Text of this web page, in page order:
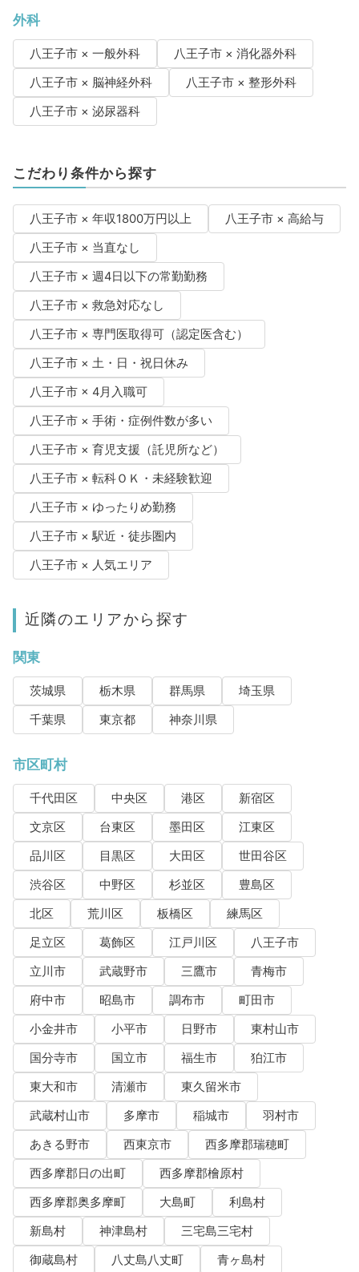
外科
八王子市 × 一般外科
八王子市 × 消化器外科
八王子市 × 脳神経外科
八王子市 × 整形外科
八王子市 × 泌尿器科
こだわり条件から探す
八王子市 × 年収1800万円以上
八王子市 × 高給与
八王子市 × 当直なし
八王子市 × 週4日以下の常勤勤務
八王子市 × 救急対応なし
八王子市 × 専門医取得可（認定医含む）
八王子市 × 土・日・祝日休み
八王子市 × 4月入職可
八王子市 × 手術・症例件数が多い
八王子市 × 育児支援（託児所など）
八王子市 × 転科ＯＫ・未経験歓迎
八王子市 × ゆったりめ勤務
八王子市 × 駅近・徒歩圏内
八王子市 × 人気エリア
近隣のエリアから探す
関東
茨城県 栃木県 群馬県
埼玉県
千葉県
東京都 神奈川県
市区町村
千代田区 中央区 港区
新宿区
文京区
台東区 墨田区
江東区
品川区
目黒区 大田区
世田谷区
渋谷区
中野区 杉並区
豊島区
北区
荒川区 板橋区
練馬区
足立区
葛飾区 江戸川区
八王子市
立川市
武蔵野市 三鷹市
青梅市
府中市
昭島市 調布市
町田市
小金井市
小平市 日野市
東村山市
国分寺市
国立市 福生市
狛江市
東大和市
清瀬市
東久留米市
武蔵村山市
多摩市 稲城市
羽村市
あきる野市
西東京市
西多摩郡瑞穂町
西多摩郡日の出町
西多摩郡檜原村
西多摩郡奥多摩町
大島町
利島村
新島村
神津島村
三宅島三宅村
御蔵島村
八丈島八丈町 青ヶ島村